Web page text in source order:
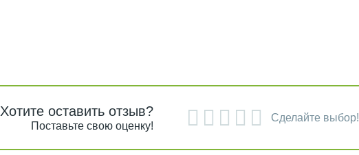
Хотите оставить отзыв?
Поставьте свою оценку!
Сделайте выбор!